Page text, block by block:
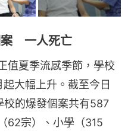
案 一人死亡
值夏季流感季節，學校
大幅上升。截至今日
校的爆發個案共有587
62宗）、小學（315